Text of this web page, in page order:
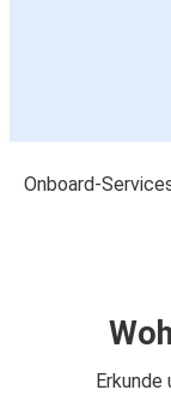
Onboard-